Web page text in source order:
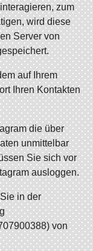
zum
wird diese
Server von
auf Ihrem
Ihren Kontakten
die über
unmittelbar
Sie sich vor
ausloggen.
in der
von